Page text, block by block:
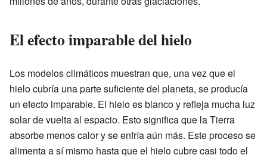
El efecto imparable del hielo
Los modelos climáticos muestran que, una vez que el
hielo cubría una parte suficiente del planeta, se producía
un efecto imparable. El hielo es blanco y refleja mucha luz
solar de vuelta al espacio. Esto significa que la Tierra
absorbe menos calor y se enfría aún más. Este proceso se
alimenta a sí mismo hasta que el hielo cubre casi todo el